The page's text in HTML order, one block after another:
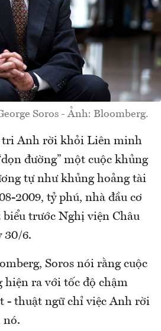
Soros - Ảnh: Bloomberg.
tri Anh rời khỏi Liên minh
đường” một cuộc khủng
tự như khủng hoảng tài
2009, tỷ phú, nhà đầu cơ
biểu trước Nghị viện Châu
30/6.
Soros nói rằng cuộc
hiện ra với tốc độ chậm
- thuật ngữ chỉ việc Anh rời
nó.